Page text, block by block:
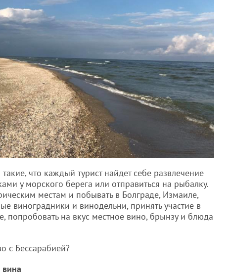
что каждый турист найдет себе развлечение
у морского берега или отправиться на рыбалку.
местам и побывать в Болграде, Измаиле,
виноградники и винодельни, принять участие в
попробовать на вкус местное вино, брынзу и блюда
с Бессарабией?